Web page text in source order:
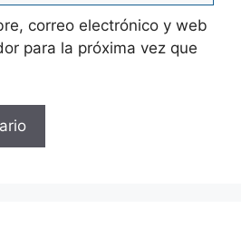
correo electrónico y web
para la próxima vez que